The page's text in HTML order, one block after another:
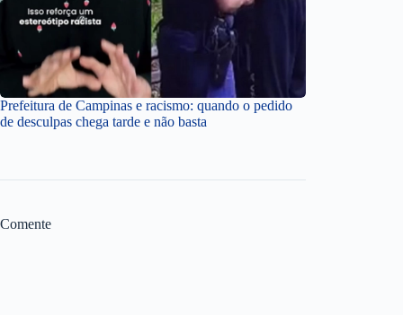
Prefeitura de Campinas e racismo: quando o pedido
de desculpas chega tarde e não basta
Comente